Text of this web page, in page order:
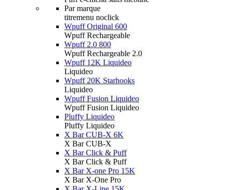
Par marque
titremenu noclick
Wpuff Original 600
Wpuff Rechargeable
Wpuff 2.0 800
Wpuff Rechargeable 2.0
Wpuff 12K Liquideo
Liquideo
Wpuff 20K Starhooks
Liquideo
Wpuff Fusion Liquideo
Wpuff Fusion Liquideo
Pluffy Liquideo
Pluffy Liquideo
X Bar CUB-X 6K
X Bar CUB-X
X Bar Click & Puff
X Bar Click & Puff
X Bar X-one Pro 15K
X Bar X-One Pro